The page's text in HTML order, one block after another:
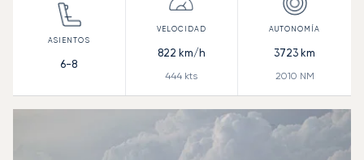
6-8
822 km/h
444 kts
3723 km
2010 NM